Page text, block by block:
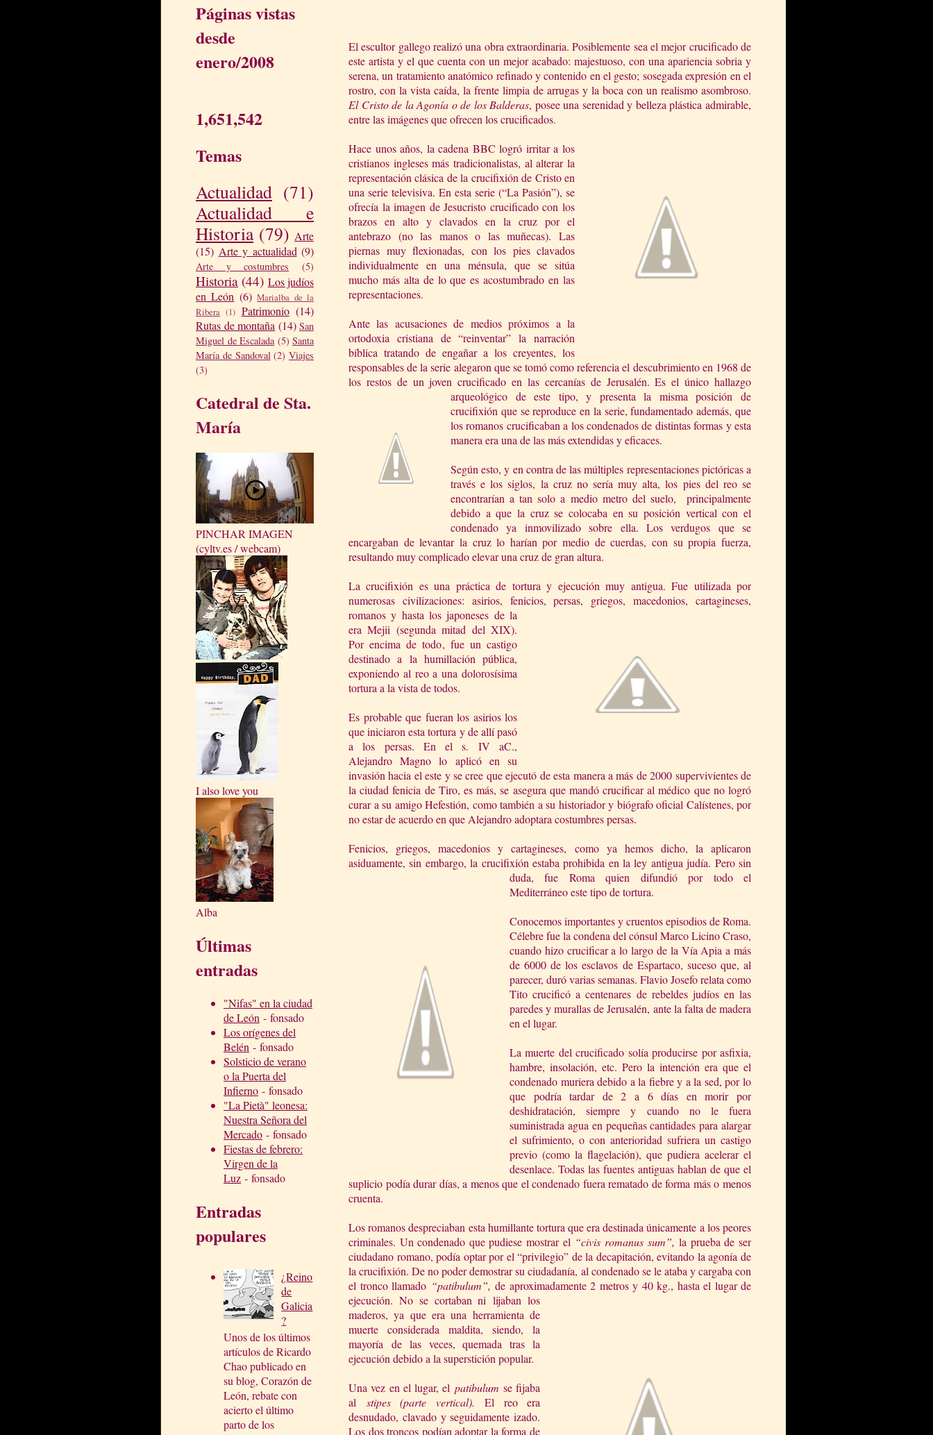
Páginas vistas
desde
enero/2008
1,651,542
Temas
Actualidad (71)
Actualidad e
Historia (79) Arte
(15) Arte y actualidad (9)
Arte y costumbres (5)
Historia (44) Los judíos
en León (6) Marialba de la
Ribera (1) Patrimonio (14)
Rutas de montaña (14) San
Miguel de Escalada (5) Santa
María de Sandoval (2) Viajes
(3)
Catedral de Sta.
María
PINCHAR IMAGEN
(cyltv.es / webcam)
I also love you
Alba
Últimas
entradas
"Nifas" en la ciudad
de León - fonsado
Los orígenes del
Belén - fonsado
Solsticio de verano
o la Puerta del
Infierno - fonsado
"La Pietà" leonesa:
Nuestra Señora del
Mercado - fonsado
Fiestas de febrero:
Virgen de la
Luz - fonsado
Entradas
populares
¿Reino
de
Galicia
?
Unos de los últimos
artículos de Ricardo
Chao publicado en
su blog, Corazón de
León, rebate con
acierto el último
parto de los
El escultor gallego realizó una obra extraordinaria. Posiblemente sea el mejor crucificado de
este artista y el que cuenta con un mejor acabado: majestuoso, con una apariencia sobria y
serena, un tratamiento anatómico refinado y contenido en el gesto; sosegada expresión en el
rostro, con la vista caída, la frente limpia de arrugas y la boca con un realismo asombroso.
El Cristo de la Agonía o de los Balderas, posee una serenidad y belleza plástica admirable,
entre las imágenes que ofrecen los crucificados.
Hace unos años, la cadena BBC logró irritar a los
cristianos ingleses más tradicionalistas, al alterar la
representación clásica de la crucifixión de Cristo en
una serie televisiva. En esta serie (“La Pasión”), se
ofrecía la imagen de Jesucristo crucificado con los
brazos en alto y clavados en la cruz por el
antebrazo (no las manos o las muñecas). Las
piernas muy flexionadas, con los pies clavados
individualmente en una ménsula, que se sitúa
mucho más alta de lo que es acostumbrado en las
representaciones.
Ante las acusaciones de medios próximos a la
ortodoxia cristiana de “reinventar” la narración
bíblica tratando de engañar a los creyentes, los
responsables de la serie alegaron que se tomó como referencia el descubrimiento en 1968 de
los restos de un joven crucificado en las cercanías de Jerusalén. Es el único hallazgo
arqueológico de este tipo, y presenta la misma posición de
crucifixión que se reproduce en la serie, fundamentado además, que
los romanos crucificaban a los condenados de distintas formas y esta
manera era una de las más extendidas y eficaces.
Según esto, y en contra de las múltiples representaciones pictóricas a
través e los siglos, la cruz no sería muy alta, los pies del reo se
encontrarían a tan solo a medio metro del suelo, principalmente
debido a que la cruz se colocaba en su posición vertical con el
condenado ya inmovilizado sobre ella. Los verdugos que se
encargaban de levantar la cruz lo harían por medio de cuerdas, con su propia fuerza,
resultando muy complicado elevar una cruz de gran altura.
La crucifixión es una práctica de tortura y ejecución muy antigua. Fue utilizada por
numerosas civilizaciones: asirios, fenicios, persas, griegos, macedonios, cartagineses,
romanos y hasta los japoneses de la
era Mejii (segunda mitad del XIX).
Por encima de todo, fue un castigo
destinado a la humillación pública,
exponiendo al reo a una dolorosísima
tortura a la vista de todos.
Es probable que fueran los asirios los
que iniciaron esta tortura y de allí pasó
a los persas. En el s. IV aC.,
Alejandro Magno lo aplicó en su
invasión hacia el este y se cree que ejecutó de esta manera a más de 2000 supervivientes de
la ciudad fenicia de Tiro, es más, se asegura que mandó crucificar al médico que no logró
curar a su amigo Hefestión, como también a su historiador y biógrafo oficial Calístenes, por
no estar de acuerdo en que Alejandro adoptara costumbres persas.
Fenicios, griegos, macedonios y cartagineses, como ya hemos dicho, la aplicaron
asiduamente, sin embargo, la crucifixión estaba prohibida en la ley antigua judía. Pero sin
duda, fue Roma quien difundió por todo el
Mediterráneo este tipo de tortura.
Conocemos importantes y cruentos episodios de Roma.
Célebre fue la condena del cónsul Marco Licino Craso,
cuando hizo crucificar a lo largo de la Vía Apia a más
de 6000 de los esclavos de Espartaco, suceso que, al
parecer, duró varias semanas. Flavio Josefo relata como
Tito crucificó a centenares de rebeldes judíos en las
paredes y murallas de Jerusalén, ante la falta de madera
en el lugar.
La muerte del crucificado solía producirse por asfixia,
hambre, insolación, etc. Pero la intención era que el
condenado muriera debido a la fiebre y a la sed, por lo
que podría tardar de 2 a 6 días en morir por
deshidratación, siempre y cuando no le fuera
suministrada agua en pequeñas cantidades para alargar
el sufrimiento, o con anterioridad sufriera un castigo
previo (como la flagelación), que pudiera acelerar el
desenlace. Todas las fuentes antiguas hablan de que el
suplicio podía durar días, a menos que el condenado fuera rematado de forma más o menos
cruenta.
Los romanos despreciaban esta humillante tortura que era destinada únicamente a los peores
criminales. Un condenado que pudiese mostrar el “civis romanus sum”, la prueba de ser
ciudadano romano, podía optar por el “privilegio” de la decapitación, evitando la agonía de
la crucifixión. De no poder demostrar su ciudadanía, al condenado se le ataba y cargaba con
el tronco llamado “patibulum”, de aproximadamente 2 metros y 40 kg., hasta el lugar de
ejecución. No se cortaban nilijaban los
maderos, ya que era una herramienta de
muerte considerada maldita, siendo, la
mayoría de las veces, quemada tras la
ejecución debido a la superstición popular.
Una vez en el lugar, el patibulum se fijaba
al stipes (parte vertical). El reo era
desnudado, clavado y seguidamente izado.
Los dos troncos podían adoptar la forma de